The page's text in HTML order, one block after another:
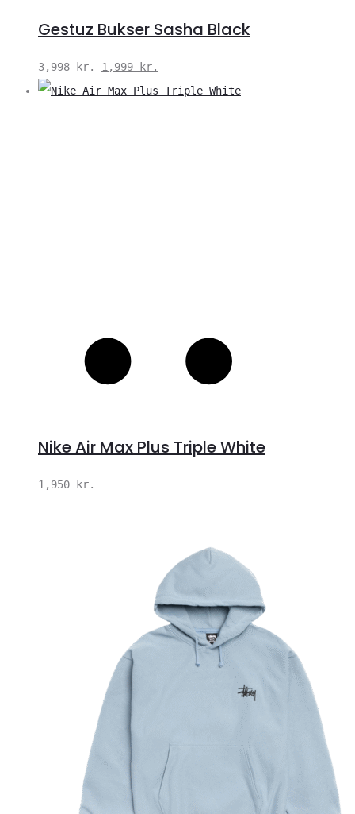
Gestuz Bukser Sasha Black
3,998kr. Den
oprindelige
1,999 kr.
aktuelle
Nike Air Max Plus Triple White
1,950 kr.